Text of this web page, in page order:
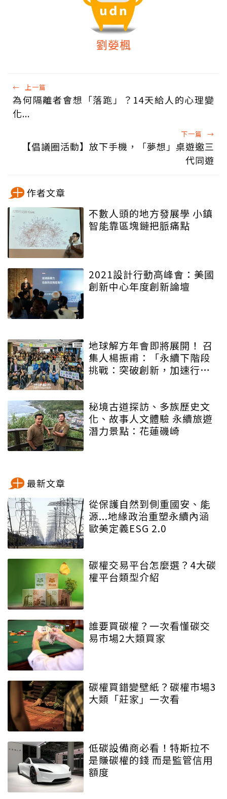
劉嫈楓
← 上一篇
為何隔離者會想「落跑」？14天給人的心理變
化...
下一篇 →
【倡議圈活動】放下手機，「夢想」桌遊邀三
代同遊
作者文章
不數人頭的地方發展學 小鎮
智能靠區塊鏈把脈痛點
2021設計行動高峰會：美國
創新中心年度創新論壇
地球解方年會即將展開！ 召
集人楊振甫：「永續下階段
挑戰：突破創新，加速行
秘境古道探訪、多族歷史文
化、故事人文體驗 永續旅遊
潛力景點：花蓮磯崎
最新文章
從保護自然到側重國安、能
源...地緣政治重塑永續內涵
歐美定義ESG 2.0
碳權交易平台怎麼選？4大碳
權平台類型介紹
誰要買碳權？一次看懂碳交
易市場2大類買家
碳權買錯變壁紙？碳權市場3
大類「莊家」一次看
低碳設備商必看！特斯拉不
是賺碳權的錢 而是監管信用
額度